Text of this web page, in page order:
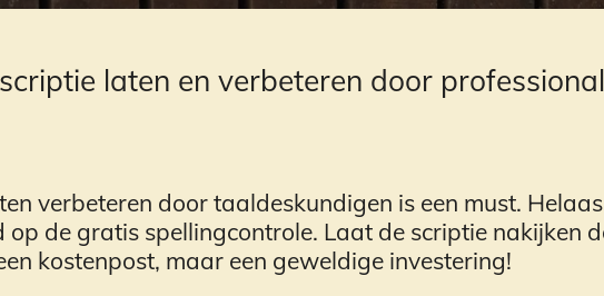
laten en verbeteren door
verbeteren door taaldeskundigen is een must.
de gratis spellingcontrole. Laat de scriptie nakijken
kostenpost, maar een geweldige investering!